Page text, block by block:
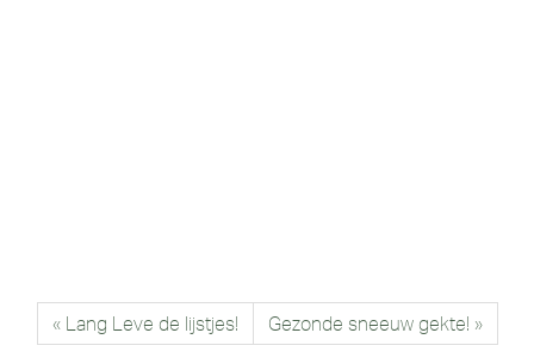
« Lang Leve de lijstjes! Gezonde sneeuw gekte! »